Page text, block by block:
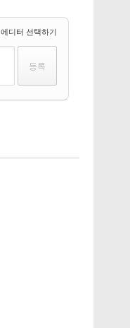
에디터 선택하기